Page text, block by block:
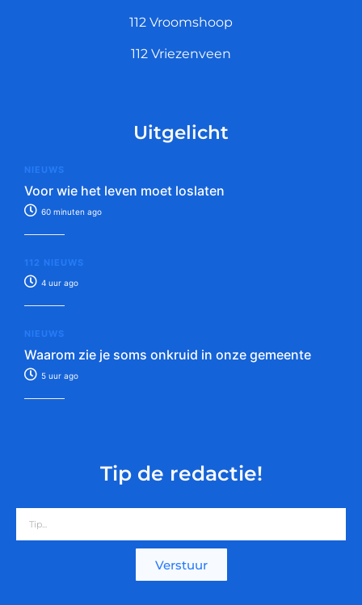
112 Vroomshoop
112 Vriezenveen
Uitgelicht
NIEUWS
Voor wie het leven moet loslaten
60 minuten ago
112 NIEUWS
4 uur ago
NIEUWS
Waarom zie je soms onkruid in onze gemeente
5 uur ago
Tip de redactie!
Verstuur